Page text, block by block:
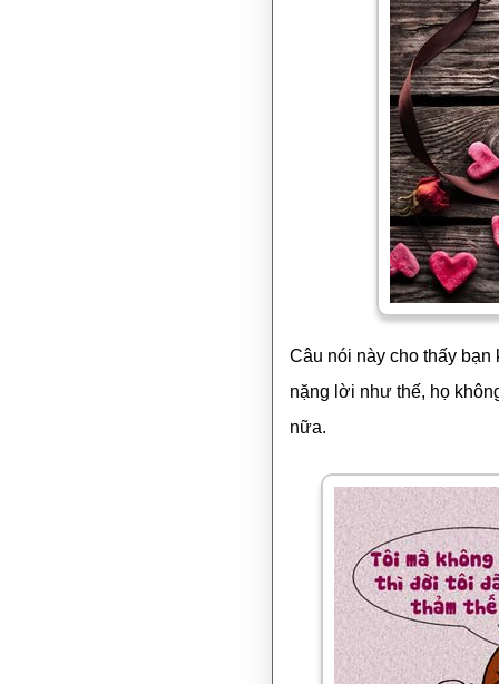
Câu nói này cho thấy
nặng lời như thế, họ
nữa.